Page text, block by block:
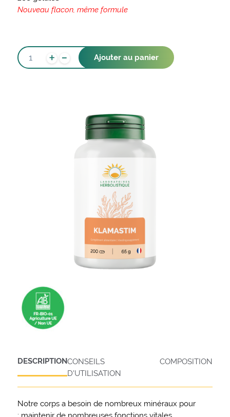
Nouveau flacon, même formule
QUANTITÉ
DE
+ - Ajouter au panier
DESCRIPTIONCONSEILS
D'UTILISATION
COMPOSITION
Notre corps a besoin de nombreux minéraux pour
: maintenir de nombreuses fonctions vitales,